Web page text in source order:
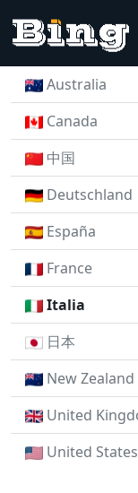
Australia
Canada
中国
Deutschland
España
France
Italia
日本
New Zealand
United
United States